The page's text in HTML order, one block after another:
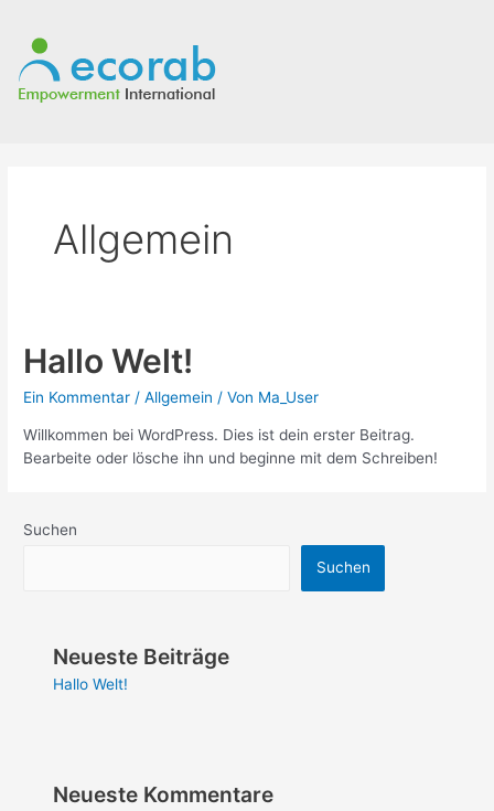
springen
Allgemein
Hallo Welt!
Ein Kommentar /Allgemein / Von Ma_User
Willkommen bei WordPress. Dies ist dein erster Beitrag.
Bearbeite oder lösche ihn und beginne mit dem Schreiben!
Suchen
Suchen
Neueste Beiträge
Hallo Welt!
Neueste Kommentare